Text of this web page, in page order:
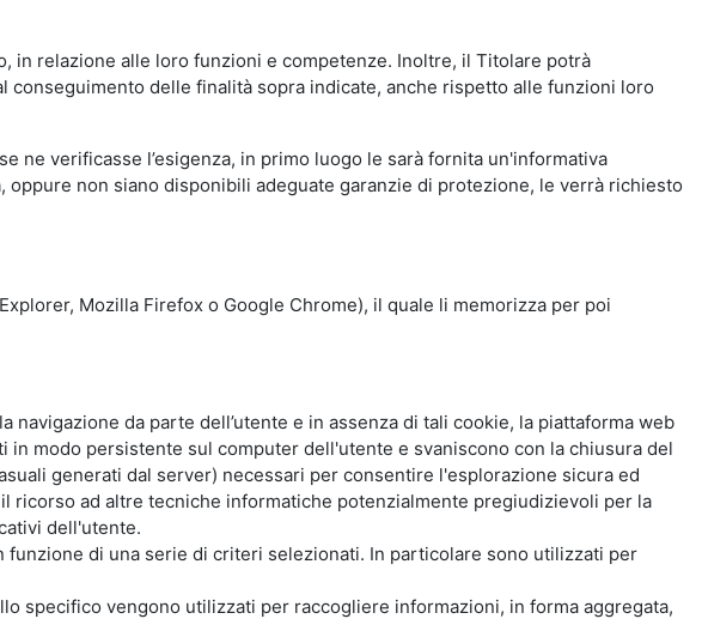
in relazione alle loro funzioni e competenze. Inoltre, il Titolare potrà
delle finalità sopra indicate, anche rispetto alle funzioni loro
ne verificasse l’esigenza, in primo luogo le sarà fornita un'informativa
non siano disponibili adeguate garanzie di protezione, le verrà richiesto
Mozilla Firefox o Google Chrome), il quale li memorizza per poi
da parte dell’utente e in assenza di tali cookie, la piattaforma web
modo persistente sul computer dell'utente e svaniscono con la chiusura del
generati dal server) necessari per consentire l'esplorazione sicura ed
ad altre tecniche informatiche potenzialmente pregiudizievoli per la
dell'utente.
di una serie di criteri selezionati. In particolare sono utilizzati per
specifico vengono utilizzati per raccogliere informazioni, in forma aggregata,